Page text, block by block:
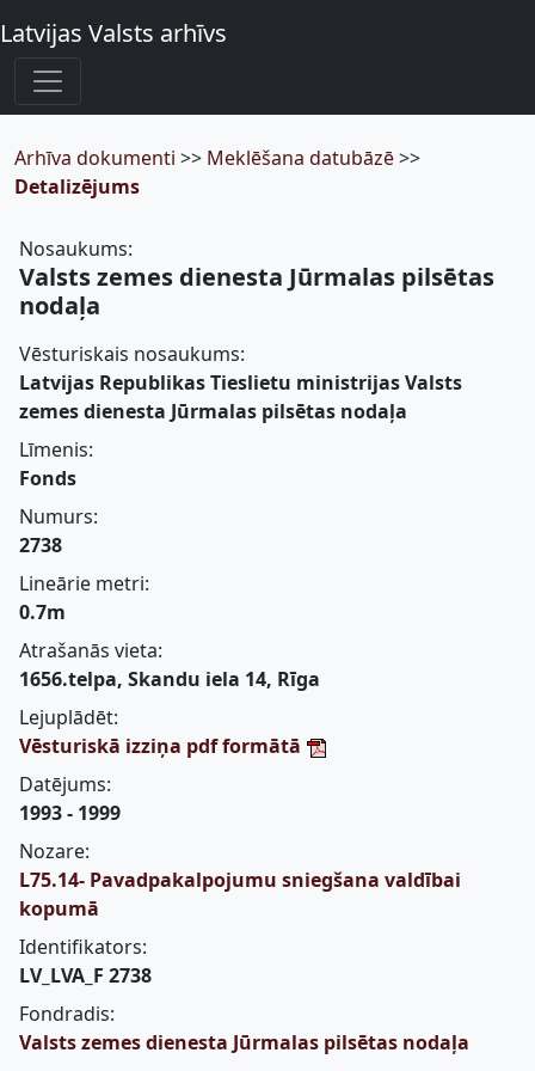
Latvijas Valsts arhīvs
Arhīva dokumenti >> Meklēšana datubāzē>>
Detalizējums
Nosaukums:
Valsts zemes dienesta Jūrmalas pilsētas
nodaļa
Vēsturiskais nosaukums:
Latvijas Republikas Tieslietu ministrijas Valsts
zemes dienesta Jūrmalas pilsētas nodaļa
Līmenis:
Fonds
Numurs:
2738
Lineārie metri:
0.7m
Atrašanās vieta:
1656.telpa, Skandu iela 14, Rīga
Lejuplādēt:
Vēsturiskā izziņa pdf formātā
Datējums:
1993 - 1999
Nozare:
L75.14- Pavadpakalpojumu sniegšana valdībai
kopumā
Identifikators:
LV_LVA_F 2738
Fondradis:
Valsts zemes dienesta Jūrmalas pilsētas nodaļa